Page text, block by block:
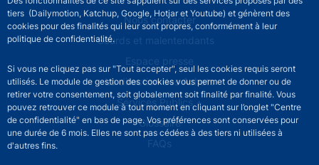
tiers (Dailymotion, Katchup, Google, Hotjar et Youtube) et génèrent des
cookies pour des finalités qui leur sont propres, conformément à leur
politique de confidentialité.
Si vous ne cliquez pas sur "Tout accepter", seul les cookies requis seront
utilisés. Le module de gestion des cookies vous permet de donner ou de
retirer votre consentement, soit globalement soit finalité par finalité. Vous
pouvez retrouver ce module à tout moment en cliquant sur l’onglet "Centre
de confidentialité" en bas de page. Vos préférences sont conservées pour
une durée de 6 mois. Elles ne sont pas cédées à des tiers ni utilisées à
d'autres fins.
Footer secondary menuNous contacter
Sourds et malentendants
Espace presse
La direction des Achats
Services Publics +
Glossaire
FAQs